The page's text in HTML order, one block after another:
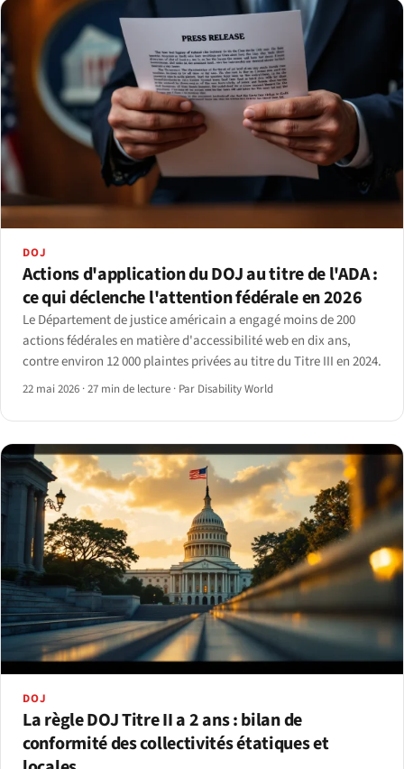
DOJ
Actions d'application du DOJ au titre de l'ADA :
ce qui déclenche l'attention fédérale en 2026
Le Département de justice américain a engagé moins de 200
actions fédérales en matière d'accessibilité web en dix ans,
contre environ 12 000 plaintes privées au titre du Titre III en 2024.
22 mai 2026 ·27 min de lecture · Par Disability World
DOJ
La règle DOJ Titre II a 2 ans : bilan de
conformité des collectivités étatiques et